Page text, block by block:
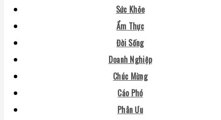
Sức Khỏe
Ẩm Thực
Đời Sống
Doanh Nghiệp
Chúc Mừng
Cáo Phó
Phân Ưu